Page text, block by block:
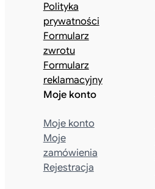
Polityka
prywatności
Formularz
zwrotu
Formularz
reklamacyjny
Moje konto
Moje konto
Moje
zamówienia
Rejestracja